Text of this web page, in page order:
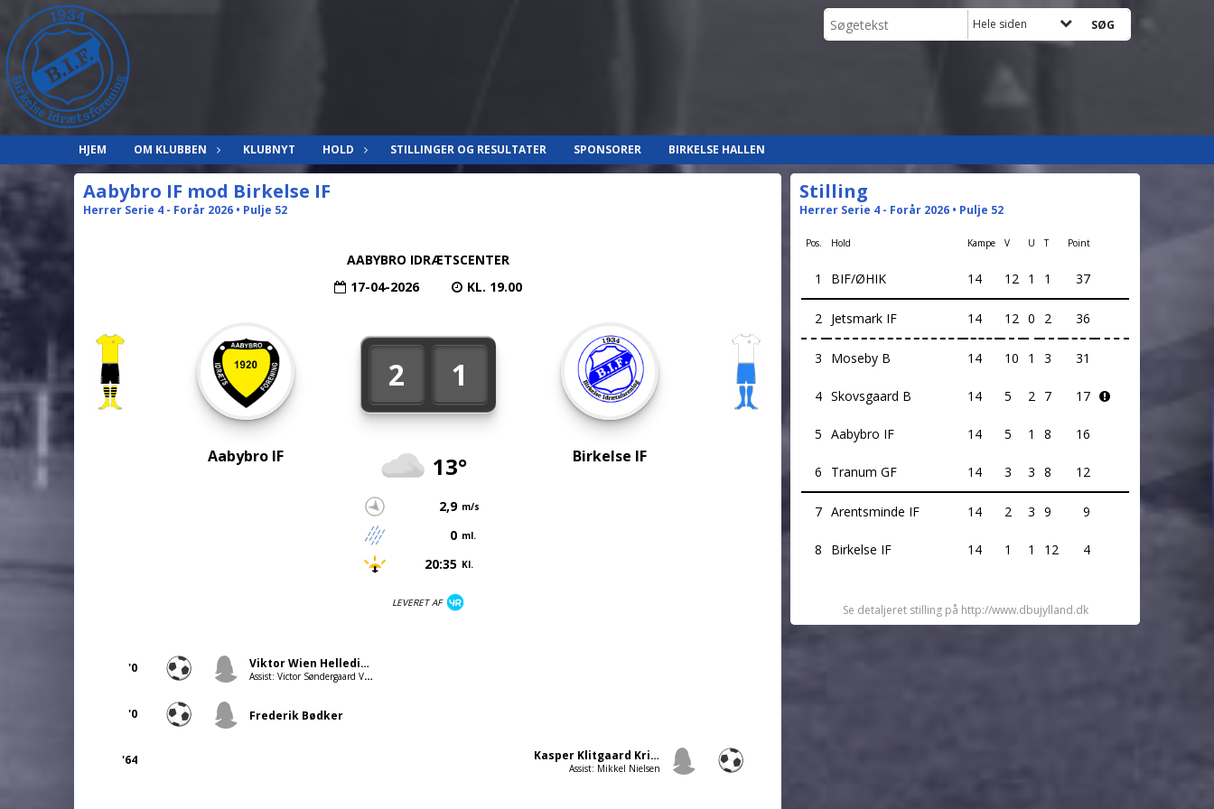
Hele siden
HJEM OM KLUBBEN KLUBNYT HOLD STILLINGER OG RESULTATER SPONSORER BIRKELSE HALLEN
Aabybro IF mod Birkelse IF
Herrer Serie 4 - Forår 2026 • Pulje 52
AABYBRO IDRÆTSCENTER
17-04-2026
KL. 19.00
Aabybro IF
2 1
13°
2,9 m/s
0 ml.
20:35 Kl.
LEVERET AF
Birkelse IF
'0 Viktor Wien Helledie Quistgaard
Assist: Victor Søndergaard Vandkrog
'0 Frederik Bødker
'64 Kasper Klitgaard Kristensen
Assist: Mikkel Nielsen
Stilling
Herrer Serie 4 - Forår 2026 • Pulje 52
Pos. Hold Kampe V U T Point
1 BIF/ØHIK 14 12 1 1 37
2 Jetsmark IF 14 12 0 2 36
3 Moseby B 14 10 1 3 31
4 Skovsgaard B 14 5 2 7 17
5 Aabybro IF 14 5 1 8 16
6 Tranum GF 14 3 3 8 12
7 Arentsminde IF 14 2 3 9 9
8 Birkelse IF 14 1 1 12 4
Se detaljeret stilling på http://www.dbujylland.dk